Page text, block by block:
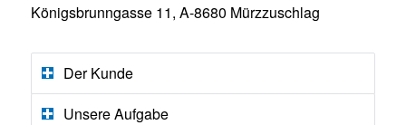
Königsbrunngasse 11, A-8680 Mürzzuschlag
Der Kunde
Unsere Aufgabe